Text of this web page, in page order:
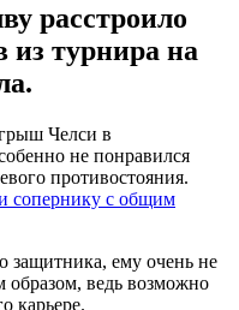
расстроило
турнира на
Челси в
не понравился
противостояния.
сопернику с общим
защитника, ему очень не
образом, ведь возможно
карьере.